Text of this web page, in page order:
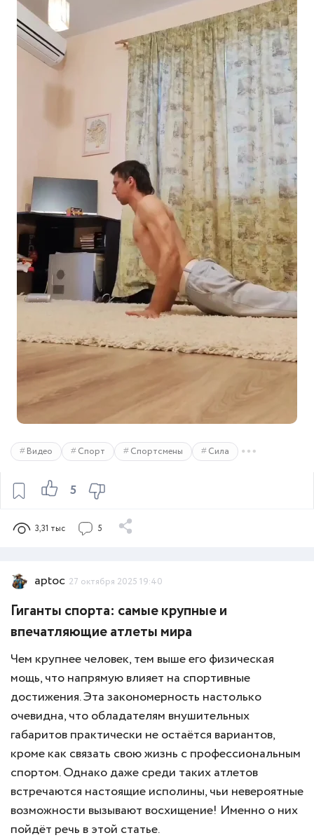
5
Видео Спорт Спортсмены Сила
3,31 тыс 5
aptoc 27 октября 2025 19:40
Гиганты спорта: самые крупные и
впечатляющие атлеты мира
Чем крупнее человек, тем выше его физическая
мощь, что напрямую влияет на спортивные
достижения. Эта закономерность настолько
очевидна, что обладателям внушительных
габаритов практически не остаётся вариантов,
кроме как связать свою жизнь с профессиональным
спортом. Однако даже среди таких атлетов
встречаются настоящие исполины, чьи невероятные
возможности вызывают восхищение! Именно о них
пойдёт речь в этой статье.